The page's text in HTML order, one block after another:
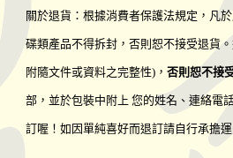
關於退貨：根據消費者保護法規定，凡
碟類產品不得拆封，否則恕不接受退貨
附隨文件或資料之完整性)， 否則恕不接
部，並於包裝中附上 您的姓名、連絡電
訂喔！如因單純喜好而退訂請自行承擔